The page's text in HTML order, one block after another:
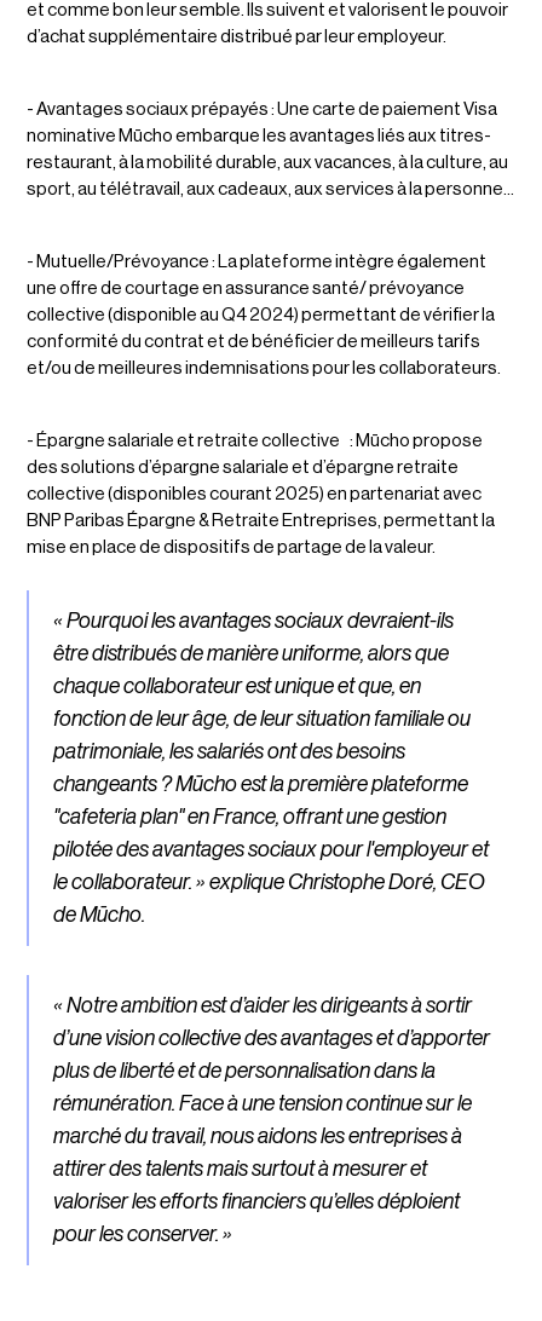
et comme bon leur semble. Ils suivent et valorisent le pouvoir
d’achat supplémentaire distribué par leur employeur.
- Avantages sociaux prépayés : Une carte de paiement Visa
nominative Mūcho embarque les avantages liés aux titres-
restaurant, à la mobilité durable, aux vacances, à la culture, au
sport, au télétravail, aux cadeaux, aux services à la personne...
- Mutuelle/Prévoyance : La plateforme intègre également
une offre de courtage en assurance santé/ prévoyance
collective (disponible au Q4 2024) permettant de vérifier la
conformité du contrat et de bénéficier de meilleurs tarifs
et/ou de meilleures indemnisations pour les collaborateurs.
- Épargne salariale et retraite collective : Mūcho propose
des solutions d’épargne salariale et d’épargne retraite
collective (disponibles courant 2025) en partenariat avec
BNP Paribas Épargne & Retraite Entreprises, permettant la
mise en place de dispositifs de partage de la valeur.
« Pourquoi les avantages sociaux devraient-ils
être distribués de manière uniforme, alors que
chaque collaborateur est unique et que, en
fonction de leur âge, de leur situation familiale ou
patrimoniale, les salariés ont des besoins
changeants ? Mūcho est la première plateforme
"cafeteria plan" en France, offrant une gestion
pilotée des avantages sociaux pour l'employeur et
le collaborateur. » explique Christophe Doré, CEO
de Mūcho.
« Notre ambition est d’aider les dirigeants à sortir
d’une vision collective des avantages et d’apporter
plus de liberté et de personnalisation dans la
rémunération. Face à une tension continue sur le
marché du travail, nous aidons les entreprises à
attirer des talents mais surtout à mesurer et
valoriser les efforts financiers qu’elles déploient
pour les conserver. »